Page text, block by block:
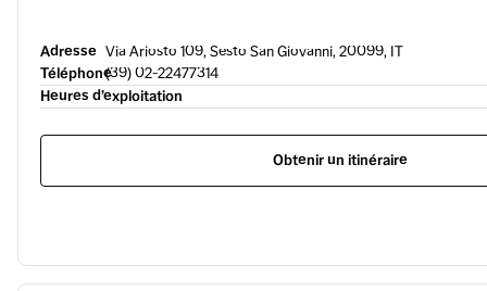
Adresse Via Ariosto 109, Sesto San Giovanni, 20099, IT
Téléphone(39) 02-22477314
Heures d’exploitation
Obtenir un itinéraire